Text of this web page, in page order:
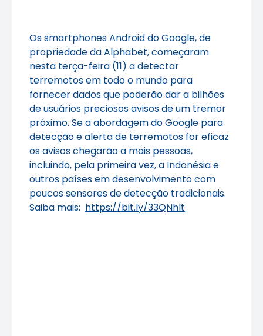
Os smartphones Android do Google, de
propriedade da Alphabet, começaram
nesta terça-feira (11) a detectar
terremotos em todo o mundo para
fornecer dados que poderão dar a bilhões
de usuários preciosos avisos de um tremor
próximo. Se a abordagem do Google para
detecção e alerta de terremotos for eficaz
os avisos chegarão a mais pessoas,
incluindo, pela primeira vez, a Indonésia e
outros países em desenvolvimento com
poucos sensores de detecção tradicionais.
Saiba mais: https://bit.ly/33QNhIt